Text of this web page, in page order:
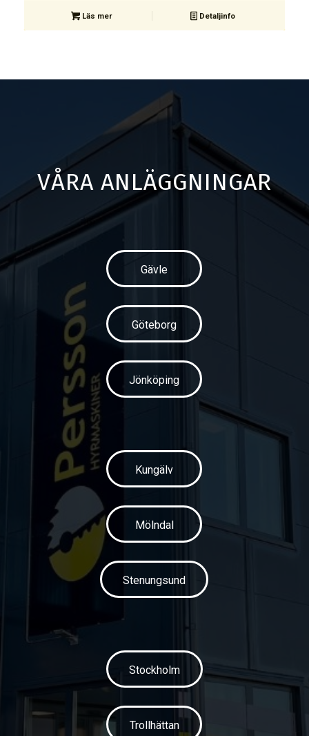
Läs mer Detaljinfo
VÅRA ANLÄGGNINGAR
Gävle
Göteborg
Jönköping
Kungälv
Mölndal
Stenungsund
Stockholm
Trollhättan